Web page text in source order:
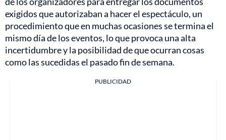
exigidos que autorizaban a hacer el espectáculo, un
procedimiento que en muchas ocasiones se termina el
mismo día de los eventos, lo que provoca una alta
incertidumbre y la posibilidad de que ocurran cosas
como las sucedidas el pasado fin de semana.
PUBLICIDAD